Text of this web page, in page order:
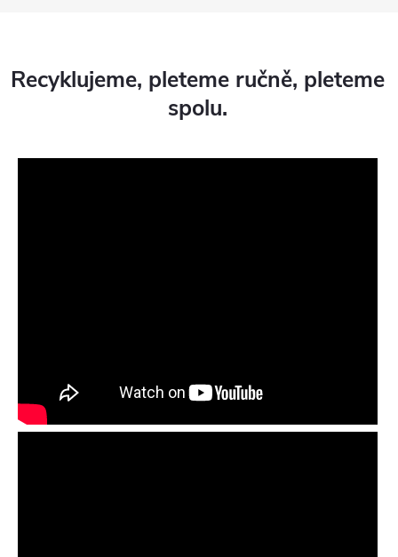
Recyklujeme, pleteme ručně, pleteme
spolu.